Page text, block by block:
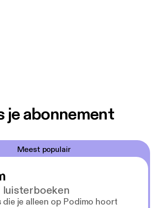
je abonnement
Meest populair
luisterboeken
die je alleen op Podimo hoort